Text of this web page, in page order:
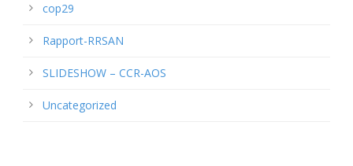
cop29
Rapport-RRSAN
SLIDESHOW – CCR-AOS
Uncategorized